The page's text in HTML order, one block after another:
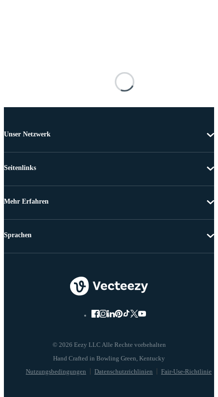
Unser Netzwerk
Seitenlinks
Mehr Erfahren
© 2026 Eezy LLC Alle Rechte vorbehalten
Nutzungsbedingungen Datenschutzrichlinien Fair-Use-Richtlinie
Sprachen